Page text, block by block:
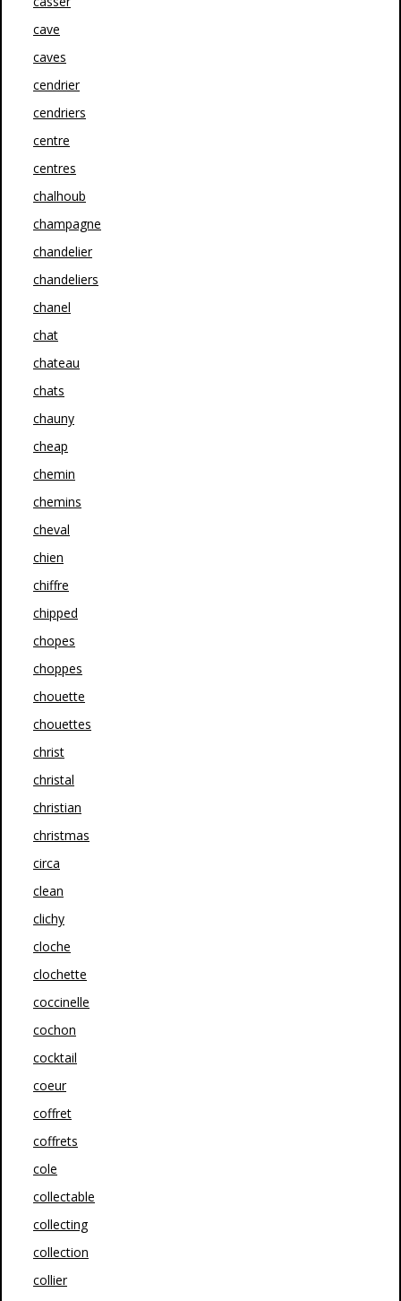
cave
caves
cendrier
cendriers
centre
centres
chalhoub
champagne
chandelier
chandeliers
chanel
chat
chateau
chats
chauny
cheap
chemin
chemins
cheval
chien
chiffre
chipped
chopes
choppes
chouette
chouettes
christ
christal
christian
christmas
circa
clean
clichy
cloche
clochette
coccinelle
cochon
cocktail
coeur
coffret
coffrets
cole
collectable
collecting
collection
collier